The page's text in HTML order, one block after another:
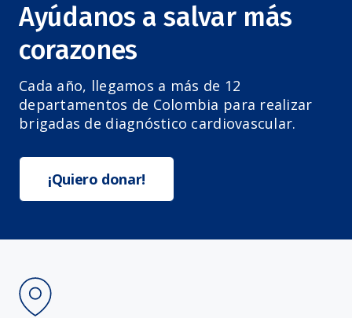
Ayúdanos a salvar más
corazones
Cada año, llegamos a más de 12
departamentos de Colombia para realizar
brigadas de diagnóstico cardiovascular.
¡Quiero donar!